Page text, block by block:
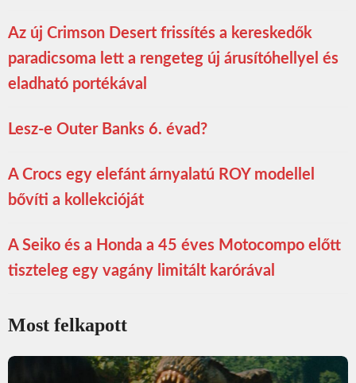
Az új Crimson Desert frissítés a kereskedők
paradicsoma lett a rengeteg új árusítóhellyel és
eladható portékával
Lesz-e Outer Banks 6. évad?
A Crocs egy elefánt árnyalatú ROY modellel
bővíti a kollekcióját
A Seiko és a Honda a 45 éves Motocompo előtt
tiszteleg egy vagány limitált karórával
Most felkapott